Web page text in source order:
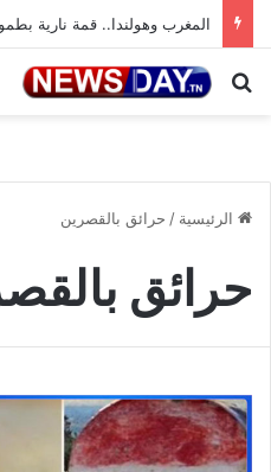
المغرب وهولندا.. قمة نارية
بحث عن
الرئيسية / حرائق بالقصرين
حرائق